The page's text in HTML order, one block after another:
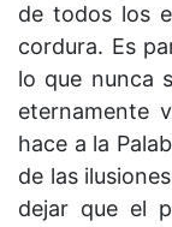
de todos los
cordura. Es
lo que nunca
eternamente
hace a la
de las
dejar que el